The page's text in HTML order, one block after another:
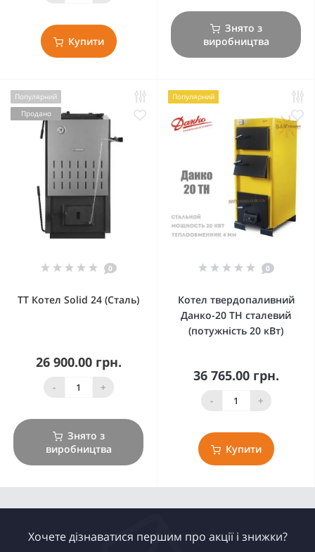
Купити
Знято з
виробництва
Популярний
Продано
0
ТТ Котел Solid 24 (Сталь)
26 900.00 грн.
- +
Знято з
виробництва
Популярний
0
Котел твердопаливний
Данко-20 ТН сталевий
(потужність 20 кВт)
36 765.00 грн.
- +
Купити
Хочете дізнаватися першим про акції і знижки?